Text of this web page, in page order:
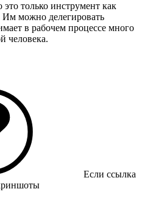
это только инструмент как
Им можно делегировать
в рабочем процессе много
человека.
Если ссылка